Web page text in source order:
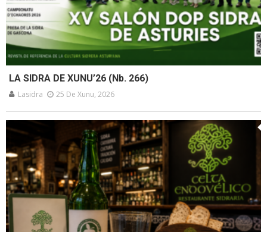
LA SIDRA DE XUNU’26 (Nb. 266)
Lasidra 25 De Xunu, 2026